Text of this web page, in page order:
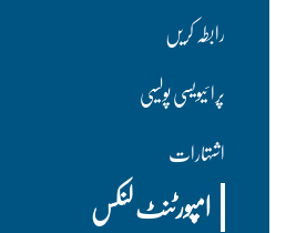
رابطہ کریں
پرا ئیویسی پولسیی
اشتہارات
امپورٹنٹ لنکس